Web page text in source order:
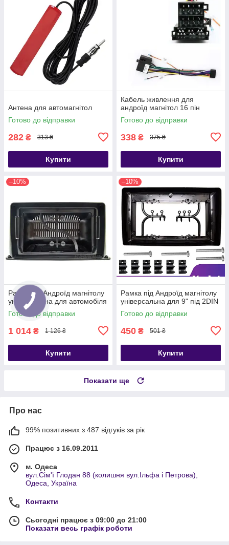
Антена для автомагнітол
Готово до відправки
282 ₴ 313 ₴
Купити
Кабель живлення для
андроїд магнітол 16 пін
Готово до відправки
338 ₴ 375 ₴
Купити
–10%
Рамка під Андроїд магнітолу
універсальна для автомобіля
Готово до відправки
1 014 ₴ 1 126 ₴
Купити
–10%
Рамка під Андроїд магнітолу
універсальна для 9" під 2DIN
Готово до відправки
450 ₴ 501 ₴
Купити
Показати ще
Про нас
99% позитивних з 487 відгуків за рік
Працює з 16.09.2011
м. Одеса
вул.Сім'ї Глодан 88 (колишня вул.Ільфа і Петрова),
Одеса, Україна
Контакти
Сьогодні працює з 09:00 до 21:00
Показати весь графік роботи